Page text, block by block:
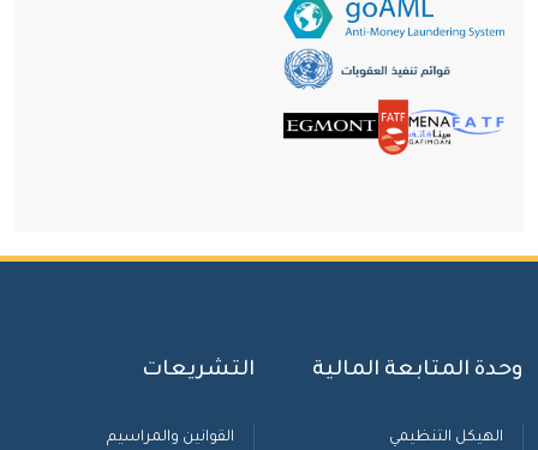
وحدة المتابعة المالية تعقد اجتماعاً مع الشركاء
الوطنيون في إطار مكافحة جريمة الاحتيال
الالكتروني
وحدة المتابعة المالية تستقبل وفداً من طلاب
وحدة المتابعة المالية
الهيكل التنظيمي
التشريعات
القوانين والمراسيم